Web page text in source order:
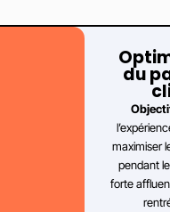
du
maximiser
pendant
forte